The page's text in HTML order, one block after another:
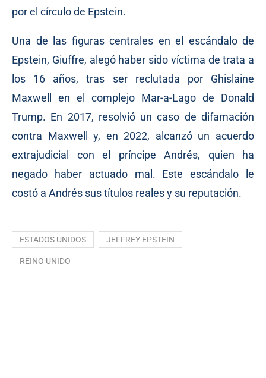
por el círculo de Epstein.
Una de las figuras centrales en el escándalo de
Epstein, Giuffre, alegó haber sido víctima de trata a
los 16 años, tras ser reclutada por Ghislaine
Maxwell en el complejo Mar-a-Lago de Donald
Trump. En 2017, resolvió un caso de difamación
contra Maxwell y, en 2022, alcanzó un acuerdo
extrajudicial con el príncipe Andrés, quien ha
negado haber actuado mal. Este escándalo le
costó a Andrés sus títulos reales y su reputación.
ESTADOS UNIDOS JEFFREY EPSTEIN
REINO UNIDO